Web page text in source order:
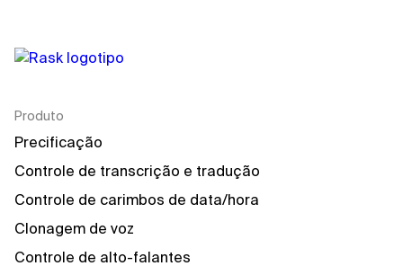
Produto
Precificação
Controle de transcrição e tradução
Controle de carimbos de data/hora
Clonagem de voz
Controle de alto-falantes